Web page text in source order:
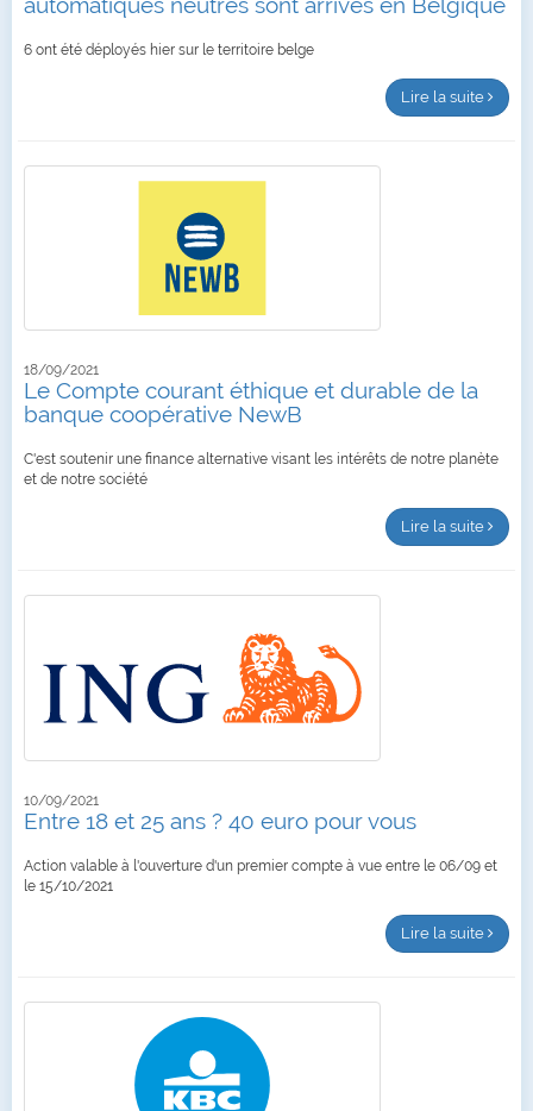
6 ont été déployés hier sur le territoire belge
Lire la suite
18/09/2021
Le Compte courant éthique et durable de la
banque coopérative NewB
C'est soutenir une finance alternative visant les intérêts de notre planète
et de notre société
Lire la suite
10/09/2021
Entre 18 et 25 ans ? 40 euro pour vous
Action valable à l'ouverture d'un premier compte à vue entre le 06/09 et
le 15/10/2021
Lire la suite